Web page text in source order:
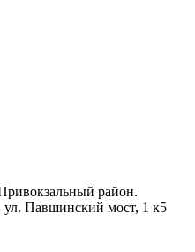
район.
ул. Павшинский мост, 1 к5